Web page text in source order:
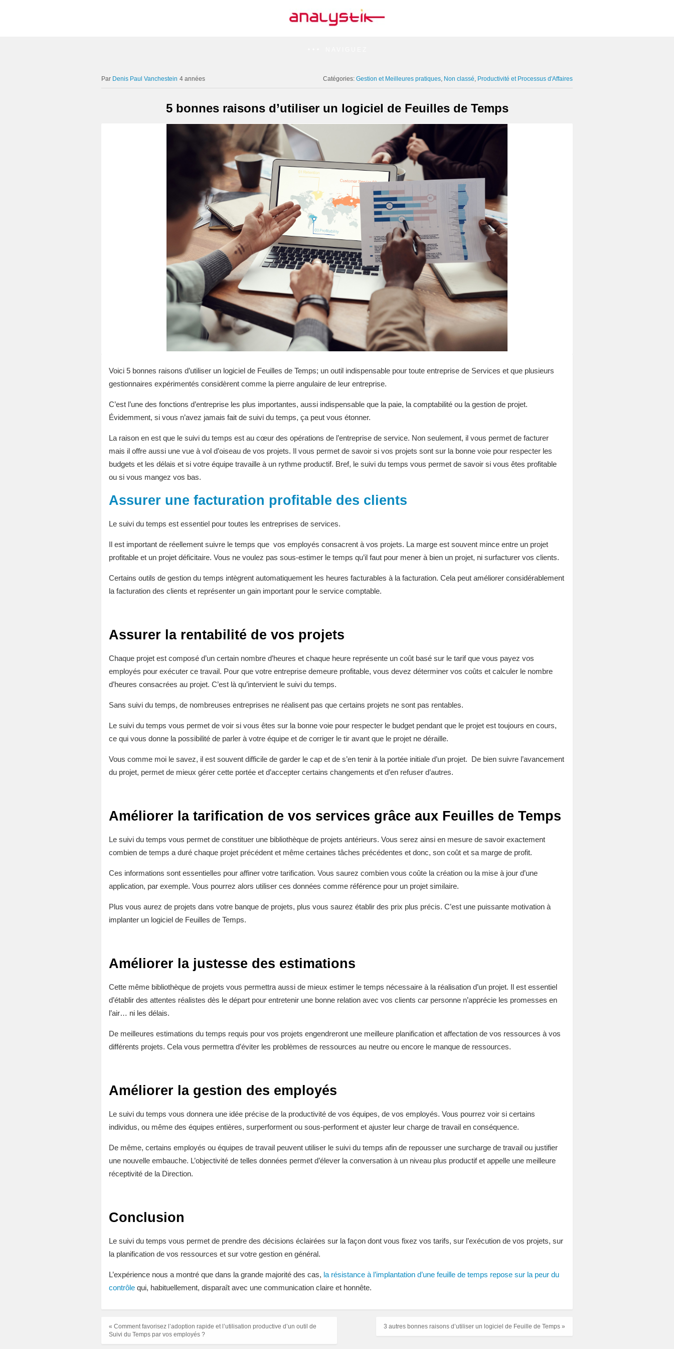
Denis Paul Vanchestein 4 années Catégories:Gestion et Meilleures pratiques Non classé Productivité et Processus d'Affaires
5 bonnes raisons d’utiliser un logiciel de Feuilles de Temps
Voici 5 bonnes raisons d’utiliser un logiciel de Feuilles de Temps; un outil indispensable pour toute entreprise de Services et que plusieurs
gestionnaires expérimentés considèrent comme la pierre angulaire de leur entreprise.
C’est l’une des fonctions d’entreprise les plus importantes, aussi indispensable que la paie, la comptabilité ou la gestion de projet.
Évidemment, si vous n’avez jamais fait de suivi du temps, ça peut vous étonner.
La raison en est que le suivi du temps est au cœur des opérations de l’entreprise de service. Non seulement, il vous permet de facturer
mais il offre aussi une vue à vol d’oiseau de vos projets. Il vous permet de savoir si vos projets sont sur la bonne voie pour respecter les
budgets et les délais et si votre équipe travaille à un rythme productif. Bref, le suivi du temps vous permet de savoir si vous êtes profitable
ou si vous mangez vos bas.
Assurer une facturation profitable des clients
Le suivi du temps est essentiel pour toutes les entreprises de services.
Il est important de réellement suivre le temps que vos employés consacrent à vos projets. La marge est souvent mince entre un projet
profitable et un projet déficitaire. Vous ne voulez pas sous-estimer le temps qu’il faut pour mener à bien un projet, ni surfacturer vos clients.
Certains outils de gestion du temps intègrent automatiquement les heures facturables à la facturation. Cela peut améliorer considérablement
la facturation des clients et représenter un gain important pour le service comptable.
Assurer la rentabilité de vos projets
Chaque projet est composé d’un certain nombre d’heures et chaque heure représente un coût basé sur le tarif que vous payez vos
employés pour exécuter ce travail. Pour que votre entreprise demeure profitable, vous devez déterminer vos coûts et calculer le nombre
d’heures consacrées au projet. C’est là qu’intervient le suivi du temps.
Sans suivi du temps, de nombreuses entreprises ne réalisent pas que certains projets ne sont pas rentables.
Le suivi du temps vous permet de voir si vous êtes sur la bonne voie pour respecter le budget pendant que le projet est toujours en cours,
ce qui vous donne la possibilité de parler à votre équipe et de corriger le tir avant que le projet ne déraille.
Vous comme moi le savez, il est souvent difficile de garder le cap et de s’en tenir à la portée initiale d’un projet. De bien suivre l’avancement
du projet, permet de mieux gérer cette portée et d’accepter certains changements et d’en refuser d’autres.
Améliorer la tarification de vos services grâce aux Feuilles de Temps
Le suivi du temps vous permet de constituer une bibliothèque de projets antérieurs. Vous serez ainsi en mesure de savoir exactement
combien de temps a duré chaque projet précédent et même certaines tâches précédentes et donc, son coût et sa marge de profit.
Ces informations sont essentielles pour affiner votre tarification. Vous saurez combien vous coûte la création ou la mise à jour d’une
application, par exemple. Vous pourrez alors utiliser ces données comme référence pour un projet similaire.
Plus vous aurez de projets dans votre banque de projets, plus vous saurez établir des prix plus précis. C’est une puissante motivation à
implanter un logiciel de Feuilles de Temps.
Améliorer la justesse des estimations
Cette même bibliothèque de projets vous permettra aussi de mieux estimer le temps nécessaire à la réalisation d’un projet. Il est essentiel
d’établir des attentes réalistes dès le départ pour entretenir une bonne relation avec vos clients car personne n’apprécie les promesses en
l’air… ni les délais.
De meilleures estimations du temps requis pour vos projets engendreront une meilleure planification et affectation de vos ressources à vos
différents projets. Cela vous permettra d’éviter les problèmes de ressources au neutre ou encore le manque de ressources.
Améliorer la gestion des employés
Le suivi du temps vous donnera une idée précise de la productivité de vos équipes, de vos employés. Vous pourrez voir si certains
individus, ou même des équipes entières, surperforment ou sous-performent et ajuster leur charge de travail en conséquence.
De même, certains employés ou équipes de travail peuvent utiliser le suivi du temps afin de repousser une surcharge de travail ou justifier
une nouvelle embauche. L’objectivité de telles données permet d’élever la conversation à un niveau plus productif et appelle une meilleure
réceptivité de la Direction.
Conclusion
Le suivi du temps vous permet de prendre des décisions éclairées sur la façon dont vous fixez vos tarifs, sur l’exécution de vos projets, sur
la planification de vos ressources et sur votre gestion en général.
L’expérience nous a montré que dans la grande majorité des cas, la résistance à l’implantation d’une feuille de temps repose sur la peur du
contrôlequi, habituellement, disparaît avec une communication claire et honnête.
3 autres bonnes raisons d’utiliser un logiciel de Feuille de Temps »
« Comment favorisez l’adoption rapide et l’utilisation productive d’un outil de
Suivi du Temps par vos employés ?